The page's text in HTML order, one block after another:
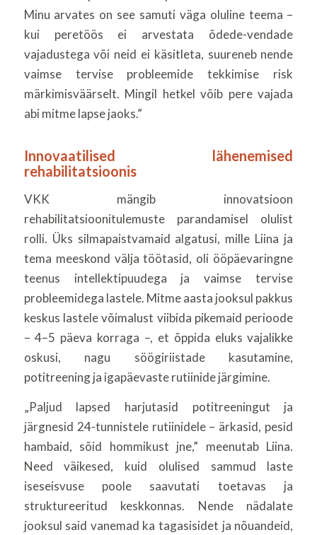
Minu arvates on see samuti väga oluline teema –
kui peretöös ei arvestata õdede-vendade
vajadustega või neid ei käsitleta, suureneb nende
vaimse tervise probleemide tekkimise risk
märkimisväärselt. Mingil hetkel võib pere vajada
abi mitme lapse jaoks.”
Innovaatilised lähenemised
rehabilitatsioonis
VKK mängib innovatsioon
rehabilitatsioonitulemuste parandamisel olulist
rolli. Üks silmapaistvamaid algatusi, mille Liina ja
tema meeskond välja töötasid, oli ööpäevaringne
teenus intellektipuudega ja vaimse tervise
probleemidega lastele. Mitme aasta jooksul pakkus
keskus lastele võimalust viibida pikemaid perioode
– 4–5 päeva korraga –, et õppida eluks vajalikke
oskusi, nagu söögiriistade kasutamine,
potitreening ja igapäevaste rutiinide järgimine.
„Paljud lapsed harjutasid potitreeningut ja
järgnesid 24-tunnistele rutiinidele – ärkasid, pesid
hambaid, sõid hommikust jne,” meenutab Liina.
Need väikesed, kuid olulised sammud laste
iseseisvuse poole saavutati toetavas ja
struktureeritud keskkonnas. Nende nädalate
jooksul said vanemad ka tagasisidet ja nõuandeid,